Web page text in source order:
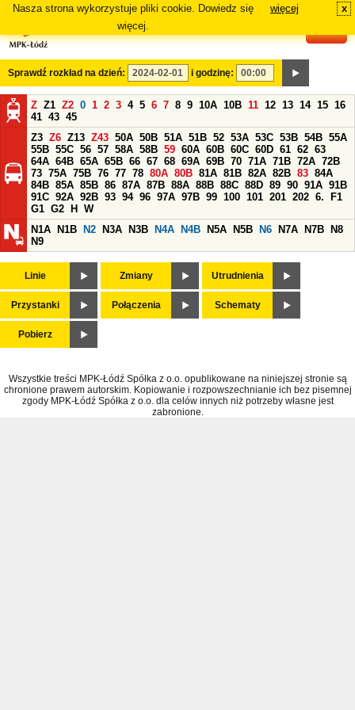
Nasza strona wykorzystuje pliki cookie. Dowiedz się
więcej.
więcej x
Sprawdź rozkład na dzień: i godzinę:
Z Z1 Z2 0 1 2 3 4 5 6 7 8 9 10A 10B 11 12 13 14 15 16
41 43 45
Z3 Z6 Z13 Z43 50A 50B 51A 51B 52 53A 53C 53B 54B 55A
55B 55C 56 57 58A 58B 59 60A 60B 60C 60D 61 62 63
64A 64B 65A 65B 66 67 68 69A 69B 70 71A 71B 72A 72B
73 75A 75B 76 77 78 80A 80B 81A 81B 82A 82B 83 84A
84B 85A 85B 86 87A 87B 88A 88B 88C 88D 89 90 91A 91B
91C 92A 92B 93 94 96 97A 97B 99 100 101 201 202 6.
F1
G1 G2 H
W
N1A
N1B N2 N3A N3B N4A N4B N5A N5B N6 N7A N7B
N8
N9
Linie Zmiany Utrudnienia
Przystanki Połączenia Schematy
Pobierz
Wszystkie treści MPK-Łódź Spółka z o.o. opublikowane na niniejszej stronie są
chronione prawem autorskim. Kopiowanie i rozpowszechnianie ich bez pisemnej
zgody MPK-Łódź Spółka z o.o. dla celów innych niż potrzeby własne jest
zabronione.